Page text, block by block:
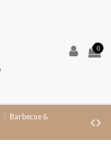
0
Barbecue &